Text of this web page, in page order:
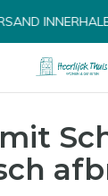
INNERHALB